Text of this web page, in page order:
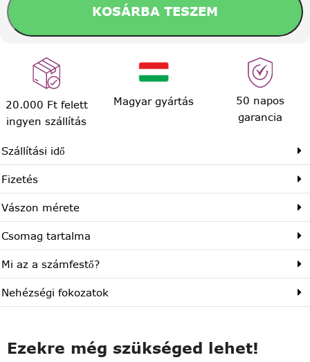
KOSÁRBA TESZEM
20.000 Ft felett
ingyen szállítás
Magyar gyártás
50 napos
garancia
Szállítási idő
Fizetés
Vászon mérete
Csomag tartalma
Mi az a számfestő?
Nehézségi fokozatok
Ezekre még szükséged lehet!